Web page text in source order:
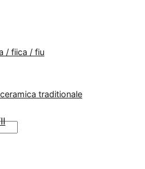
/ fiica / fiu
traditionale